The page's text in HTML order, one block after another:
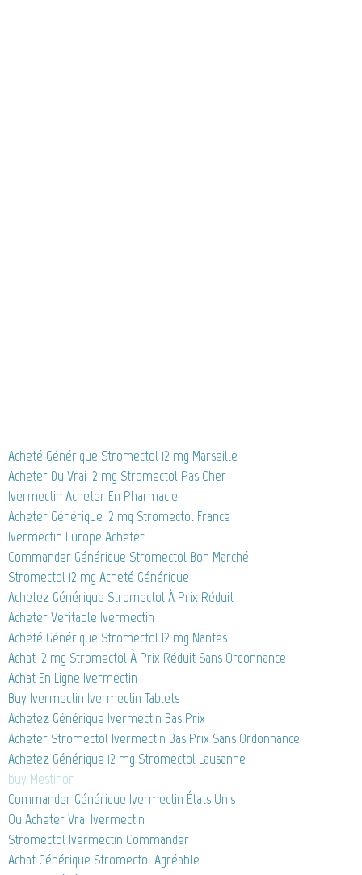
Acheté Générique Stromectol 12 mg Marseille
Acheter Du Vrai 12 mg Stromectol Pas Cher
Ivermectin Acheter En Pharmacie
Acheter Générique 12 mg Stromectol France
Ivermectin Europe Acheter
Commander Générique Stromectol Bon Marché
Stromectol 12 mg Acheté Générique
Achetez Générique Stromectol À Prix Réduit
Acheter Veritable Ivermectin
Acheté Générique Stromectol 12 mg Nantes
Achat 12 mg Stromectol À Prix Réduit Sans Ordonnance
Achat En Ligne Ivermectin
Buy Ivermectin Ivermectin Tablets
Achetez Générique Ivermectin Bas Prix
Acheter Stromectol Ivermectin Bas Prix Sans Ordonnance
Achetez Générique 12 mg Stromectol Lausanne
buy Mestinon
Commander Générique Ivermectin États Unis
Ou Acheter Vrai Ivermectin
Stromectol Ivermectin Commander
Achat Générique Stromectol Agréable